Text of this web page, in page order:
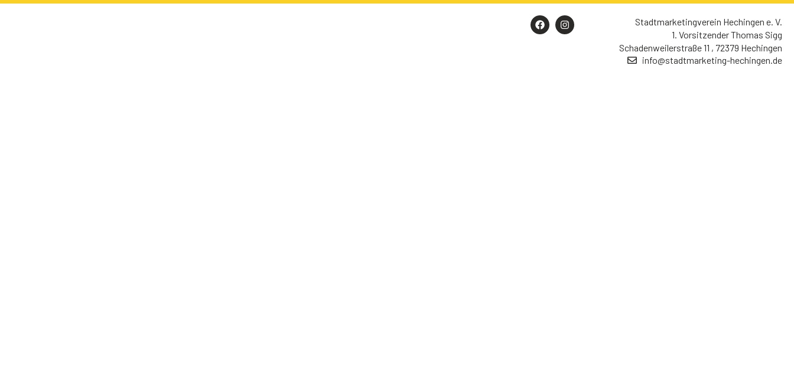
Stadtmarketingverein Hechingen e. V.
1. Vorsitzender Thomas Sigg
Schadenweilerstraße 11 , 72379 Hechingen
info@stadtmarketing-hechingen.de